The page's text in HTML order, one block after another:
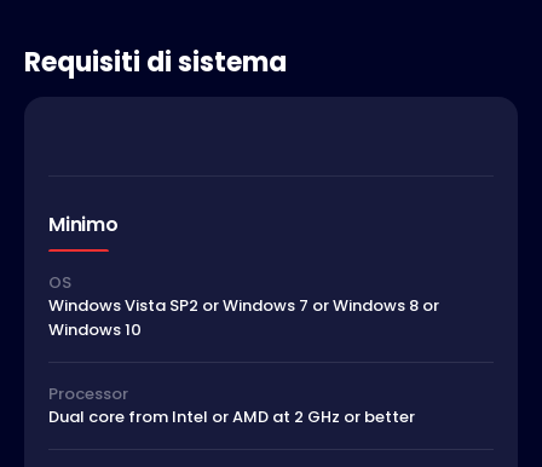
Requisiti di sistema
Minimo
OS
Windows Vista SP2 or Windows 7 or Windows 8 or
Windows 10
Processor
Dual core from Intel or AMD at 2 GHz or better